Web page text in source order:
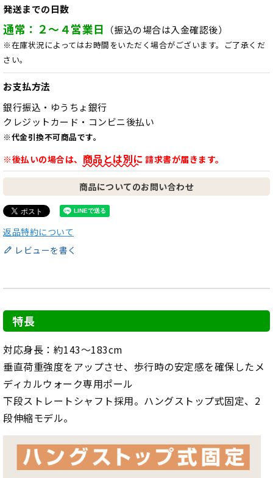
発送までの日数
通常：２～４営業日 （振込の場合は入金確認後）
※在庫状況によってはお時間をいただく場合がございます。ご了承くだ
さい。
お支払方法
銀行振込・ゆうちょ銀行
クレジットカード・コンビニ後払い
※代金引換不可商品です。
※後払いの場合は、 商品とは別に 請求書が届きます。
商品についてのお問い合わせ
返品特約について
レビューを書く
特長
対応身長：約143～183cm
垂直荷重強度をアップさせ、歩行時の安定感を確保したメ
ディカルウォーク専用ポール
下段ストレートシャフト採用。ハングストップ式固定、2
段伸縮モデル。